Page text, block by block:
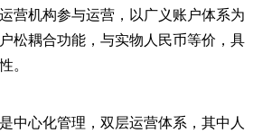
营机构参与运营，以广义账户体系为
松耦合功能，与实物人民币等价，具
。
中心化管理，双层运营体系，其中人